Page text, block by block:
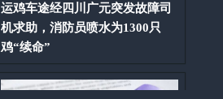
运鸡车途经四川广元突发故障司
机求助，消防员喷水为1300只
鸡“续命”